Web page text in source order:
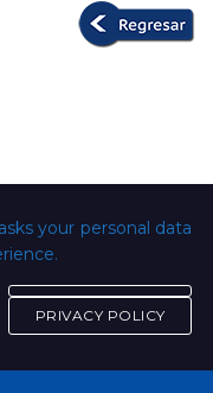
de la Universidad
your personal data
PRIVACY POLICY